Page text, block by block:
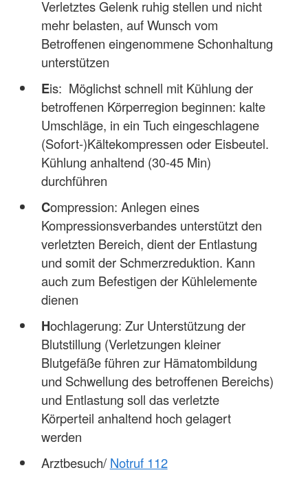
Verletztes Gelenk ruhig stellen und nicht
mehr belasten, auf Wunsch vom
Betroffenen eingenommene Schonhaltung
unterstützen
Eis: Möglichst schnell mit Kühlung der
betroffenen Körperregion beginnen: kalte
Umschläge, in ein Tuch eingeschlagene
(Sofort-)Kältekompressen oder Eisbeutel.
Kühlung anhaltend (30-45 Min)
durchführen
Compression: Anlegen eines
Kompressionsverbandes unterstützt den
verletzten Bereich, dient der Entlastung
und somit der Schmerzreduktion. Kann
auch zum Befestigen der Kühlelemente
dienen
Hochlagerung: Zur Unterstützung der
Blutstillung (Verletzungen kleiner
Blutgefäße führen zur Hämatombildung
und Schwellung des betroffenen Bereichs)
und Entlastung soll das verletzte
Körperteil anhaltend hoch gelagert
werden
Arztbesuch/ Notruf 112